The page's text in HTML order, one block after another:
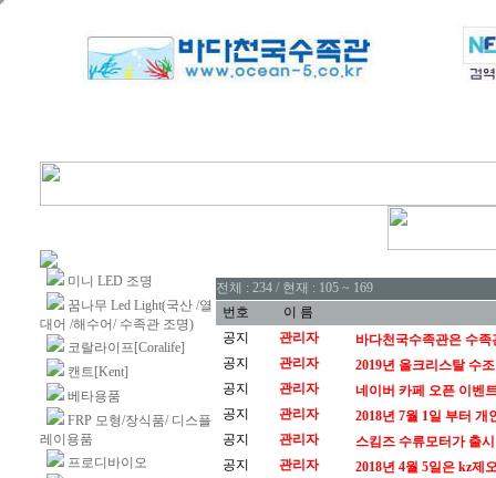
미니 LED 조명
꿈나무 Led Light(국산 /열
대어 /해수어/ 수족관 조명)
코랄라이프[Coralife]
캔트[Kent]
베타용품
FRP 모형/장식품/ 디스플
레이용품
프로디바이오
전체 : 234 / 현재 : 105 ~ 169
번호
이 름
공지
관리자
바다천국수족관은 수
공지
관리자
2019년 올크리스탈 수
공지
관리자
네이버 카페 오픈 이벤
공지
관리자
2018년 7월 1일 부터
공지
관리자
스킴즈 수류모터가 출
공지
관리자
2018년 4월 5일은 kz제